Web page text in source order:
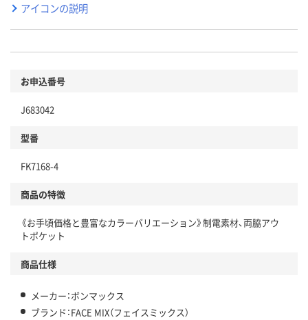
アイコンの説明
お申込番号
J683042
型番
FK7168-4
商品の特徴
《お手頃価格と豊富なカラーバリエーション》制電素材、両脇アウ
トポケット
商品仕様
メーカー：ボンマックス
ブランド：FACE MIX（フェイスミックス）